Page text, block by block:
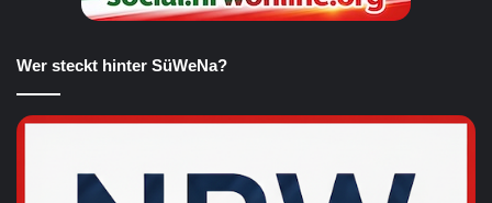
Wer steckt hinter SüWeNa?